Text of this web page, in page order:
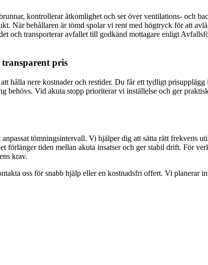
kontrollerar åtkomlighet och ser över ventilations- och
När behållaren är tömd spolar vi rent med högtryck för att
och transporterar avfallet till godkänd mottagare enligt
pris
hålla nere kostnader och restider. Du får ett tydligt
behövs. Vid akuta stopp prioriterar vi inställelse och ger
tömningsintervall. Vi hjälper dig att sätta rätt frekvens
förlänger tiden mellan akuta insatser och ger stabil drift. För
krav.
oss för snabb hjälp eller en kostnadsfri offert. Vi planerar